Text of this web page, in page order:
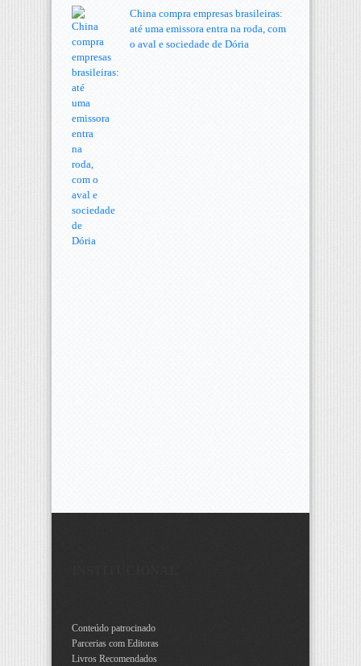
China compra empresas brasileiras:
até uma emissora entra na roda, com
o aval e sociedade de Dória
Conteúdo patrocinado
Parcerias com Editoras
Livros Recomendados